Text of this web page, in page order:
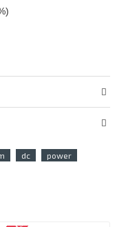
dc
power